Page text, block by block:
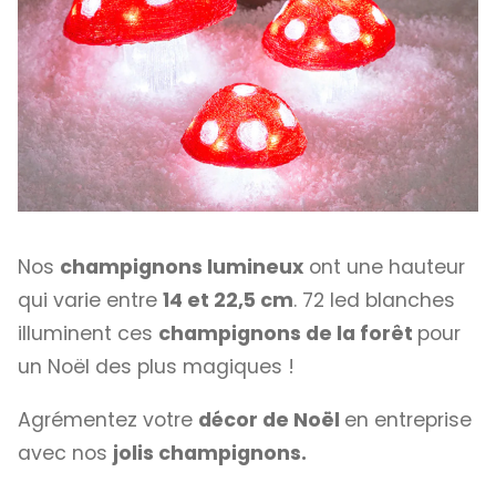
Nos champignons lumineux ont une hauteur
qui varie entre 14 et 22,5 cm. 72 led blanches
illuminent ces champignons de la forêt pour
un Noël des plus magiques !
Agrémentez votre décor de Noël en entreprise
avec nos jolis champignons.